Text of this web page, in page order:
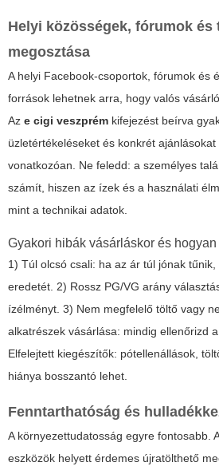
Helyi közösségek, fórumok és
megosztása
A helyi Facebook-csoportok, fórumok és
források lehetnek arra, hogy valós
Az e cigi veszprém kifejezést beírva
üzletértékeléseket és konkrét
vonatkozóan. Ne feledd: a személyes
számít, hiszen az ízek és a használati
mint a technikai adatok.
Gyakori hibák vásárláskor és
1) Túl olcsó csali: ha az ár túl jónak
eredetét. 2) Rossz PG/VG arány
ízélményt. 3) Nem megfelelő töltő vagy
alkatrészek vásárlása: mindig ellenőrizd
Elfelejtett kiegészítők: pótellenállások,
hiánya bosszantó lehet.
Fenntarthatóság és
A környezettudatosság egyre fontosabb.
eszközök helyett érdemes újratölthető